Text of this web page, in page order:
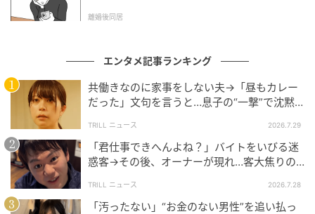
しかし、当の奏斗は毅然と言い放ちます。
離婚後同居
エンタメ記事ランキング
共働きなのに家事をしない夫→「昼もカレー
だった」文句を言うと…息子の“一撃”で沈黙
TRILL ニュース 2026.7.29
「君仕事できへんよね？」バイトをいびる迷
惑客→その後、オーナーが現れ…客大焦りの
TRILL ニュース 2026.7.28
「汚ったない」“お金のない男性”を追い払っ